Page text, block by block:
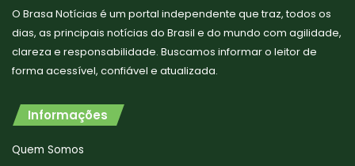
O Brasa Notícias é um portal independente que traz, todos os
dias, as principais notícias do Brasil e do mundo com agilidade,
clareza e responsabilidade. Buscamos informar o leitor de
forma acessível, confiável e atualizada.
Informações
Quem Somos